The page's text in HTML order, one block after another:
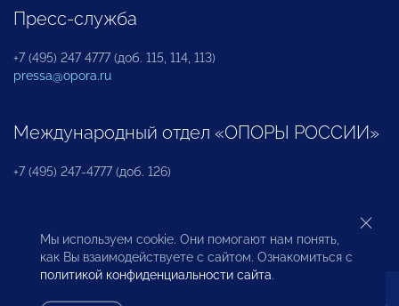
Пресс-служба
+7 (495) 247 4777 (доб. 115, 114, 113)
pressa@opora.ru
Международный отдел «ОПОРЫ РОССИИ»
+7 (495) 247-4777 (доб. 126)
Бюро по защите прав предпринимателей и
инвесторов
Мы используем cookie. Они помогают нам понять,
как Вы взаимодействуете с сайтом. Ознакомиться с
политикой конфиденциальности сайта.